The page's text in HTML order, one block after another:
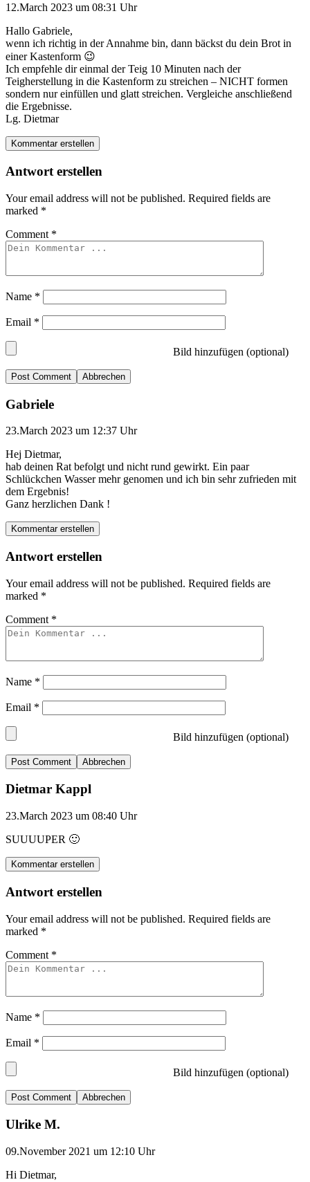
12.March 2023 um 08:31 Uhr
Hallo Gabriele,
wenn ich richtig in der Annahme bin, dann bäckst du dein Brot in
einer Kastenform 😉
Ich empfehle dir einmal der Teig 10 Minuten nach der
Teigherstellung in die Kastenform zu streichen – NICHT formen
sondern nur einfüllen und glatt streichen. Vergleiche anschließend
die Ergebnisse.
Lg. Dietmar
Kommentar erstellen
Antwort erstellen
Your email address will not be published. Required fields are
marked *
Comment *
Name *
Email *
Bild hinzufügen (optional)
Abbrechen
Gabriele
23.March 2023 um 12:37 Uhr
Hej Dietmar,
hab deinen Rat befolgt und nicht rund gewirkt. Ein paar
Schlückchen Wasser mehr genomen und ich bin sehr zufrieden mit
dem Ergebnis!
Ganz herzlichen Dank !
Kommentar erstellen
Antwort erstellen
Your email address will not be published. Required fields are
marked *
Comment *
Name *
Email *
Bild hinzufügen (optional)
Abbrechen
Dietmar Kappl
23.March 2023 um 08:40 Uhr
SUUUUPER 🙂
Kommentar erstellen
Antwort erstellen
Your email address will not be published. Required fields are
marked *
Comment *
Name *
Email *
Bild hinzufügen (optional)
Abbrechen
Ulrike M.
09.November 2021 um 12:10 Uhr
Hi Dietmar,